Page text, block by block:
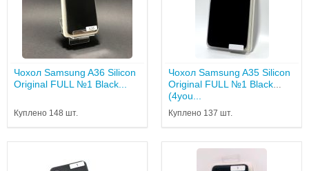
Чохол Samsung A36 Silicon
Original FULL №1 Black...
Куплено 148 шт.
Чохол Samsung A35 Silicon
Original FULL №1 Black
(4you...
Куплено 137 шт.